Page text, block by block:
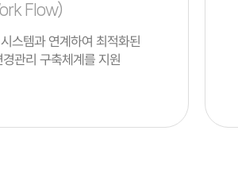
Flow)
스템과 연계하여 최적화된
관리 구축체계를 지원